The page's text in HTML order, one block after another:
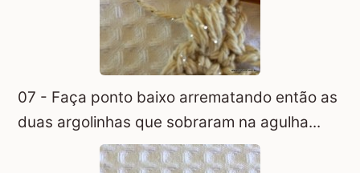
07 - Faça ponto baixo arrematando então as
duas argolinhas que sobraram na agulha...